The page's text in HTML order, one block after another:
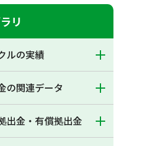
リ
ルの実績
の関連データ
出金・有償拠出金